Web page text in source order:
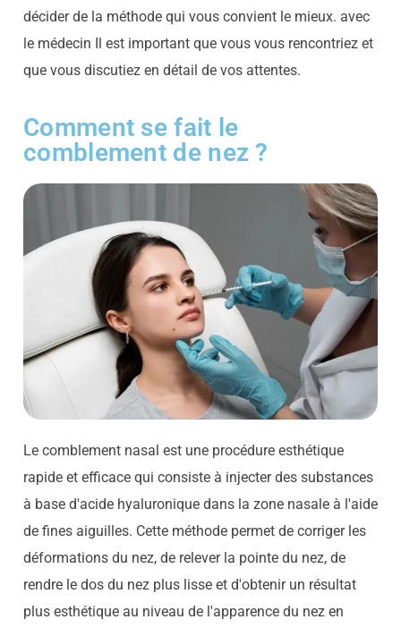
décider de la méthode qui vous convient le mieux. avec
le médecin Il est important que vous vous rencontriez et
que vous discutiez en détail de vos attentes.
Comment se fait le
comblement de nez ?
Le comblement nasal est une procédure esthétique
rapide et efficace qui consiste à injecter des substances
à base d'acide hyaluronique dans la zone nasale à l'aide
de fines aiguilles. Cette méthode permet de corriger les
déformations du nez, de relever la pointe du nez, de
rendre le dos du nez plus lisse et d'obtenir un résultat
plus esthétique au niveau de l'apparence du nez en